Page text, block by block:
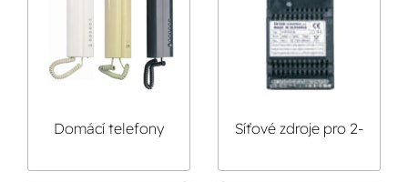
Domácí telefony
Audiosystém
Síťové zdroje pro 2-